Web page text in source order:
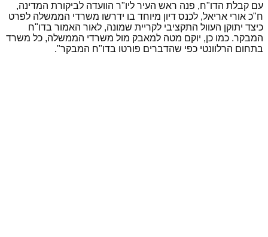
עם קבלת הדו"ח, פנה ראש העיר ליו"ר הוועדה לביקורת המדינה,
ח"כ אורי אריאל, לכנס דיון מיוחד בו ידרשו משרדי הממשלה לפרט
כיצד יתוקן העוול התקציבי לקריית שמונה, לאור האמור בדו"ח
המבקר. כמו כן, יוקם מטה למאבק מול משרדי הממשלה, כל משרד
בתחום הרלוונטי כפי שהדברים פורטו בדו"ח המבקר".